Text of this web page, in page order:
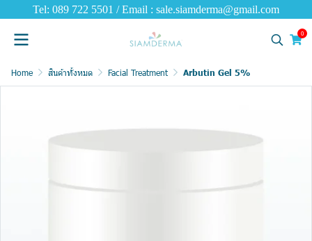
Tel: 089 722 5501 / Email : sale.siamderma@gmail.com
0
Home สินค้าทั้งหมด Facial Treatment Arbutin Gel 5%